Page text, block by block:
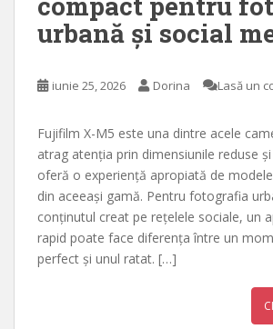
urbană și social
iunie 25, 2026 Dorina Lasă un
Fujifilm X-M5 este una dintre acele
atrag atenția prin dimensiunile reduse
oferă o experiență apropiată de
din aceeași gamă. Pentru fotografia
conținutul creat pe rețelele sociale, un
rapid poate face diferența între un
perfect și unul ratat. […]